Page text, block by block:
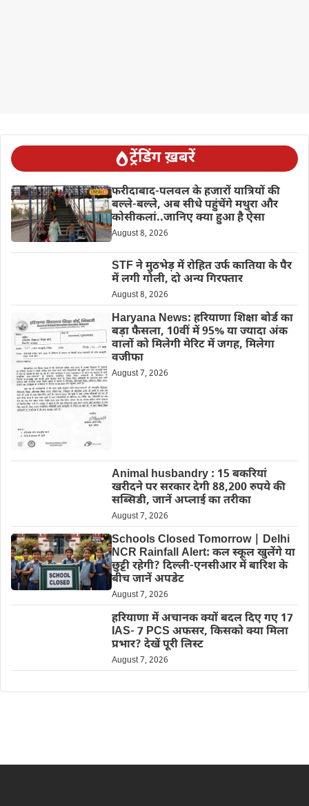
ट्रेंडिंग ख़बरें
फरीदाबाद-पलवल के हजारों यात्रियों की
बल्ले-बल्ले, अब सीधे पहुंचेंगे मथुरा और
कोसीकलां..जानिए क्या हुआ है ऐसा
August 8, 2026
STF ने मुठभेड़ में रोहित उर्फ कातिया के पैर
में लगी गोली, दो अन्य गिरफ्तार
August 8, 2026
Haryana News: हरियाणा शिक्षा बोर्ड का
बड़ा फैसला, 10वीं में 95% या ज्यादा अंक
वालों को मिलेगी मेरिट में जगह, मिलेगा
वजीफा
August 7, 2026
Animal husbandry : 15 बकरियां
खरीदने पर सरकार देगी 88,200 रुपये की
सब्सिडी, जानें अप्लाई का तरीका
August 7, 2026
Schools Closed Tomorrow | Delhi
NCR Rainfall Alert: कल स्कूल खुलेंगे या
छुट्टी रहेगी? दिल्ली-एनसीआर में बारिश के
बीच जानें अपडेट
August 7, 2026
हरियाणा में अचानक क्यों बदल दिए गए 17
IAS- 7 PCS अफसर, किसको क्या मिला
प्रभार? देखें पूरी लिस्ट
August 7, 2026